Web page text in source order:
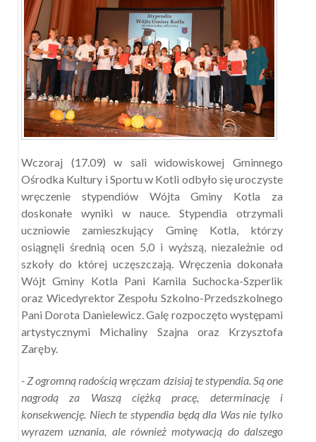
Wczoraj (17.09) w sali widowiskowej Gminnego
Ośrodka Kultury i Sportu w Kotli odbyło się uroczyste
wręczenie stypendiów Wójta Gminy Kotla za
doskonałe wyniki w nauce. Stypendia otrzymali
uczniowie zamieszkujący Gminę Kotla, którzy
osiągnęli średnią ocen 5,0 i wyższą, niezależnie od
szkoły do której uczęszczają. Wręczenia dokonała
Wójt Gminy Kotla Pani Kamila Suchocka-Szperlik
oraz Wicedyrektor Zespołu Szkolno-Przedszkolnego
Pani Dorota Danielewicz. Galę rozpoczęto występami
artystycznymi Michaliny Szajna oraz Krzysztofa
Zaręby.
- Z ogromną radością wręczam dzisiaj te stypendia. Są one
nagrodą za Waszą ciężką pracę, determinację i
konsekwencję. Niech te stypendia będą dla Was nie tylko
wyrazem uznania, ale również motywacją do dalszego